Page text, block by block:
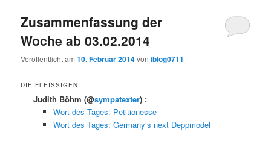
Zusammenfassung der
Woche ab 03.02.2014
Veröffentlicht am10. Februar 2014voniblog0711
DIE FLEISSIGEN:
Judith Böhm(@sympatexter) :
Wort des Tages: Petitionesse
Wort des Tages: Germany’s next Deppmodel